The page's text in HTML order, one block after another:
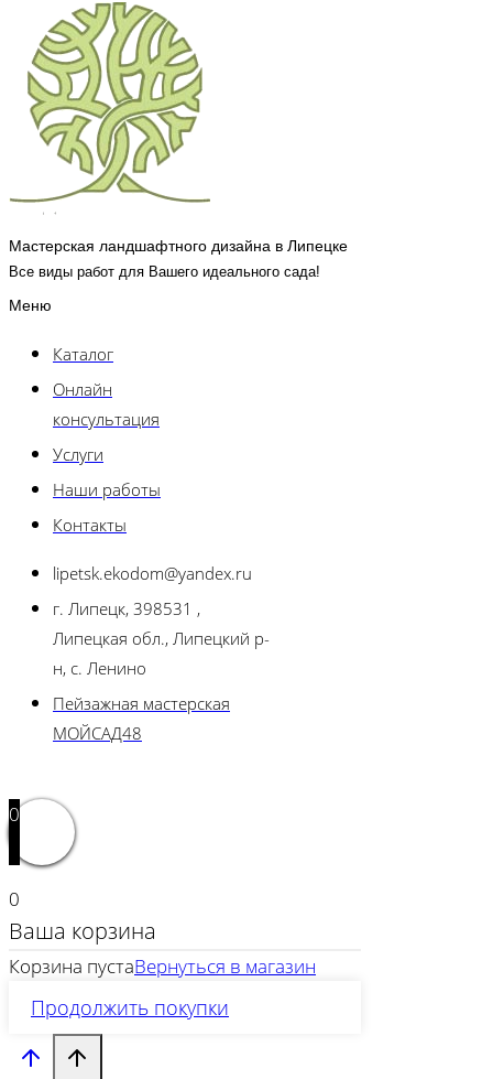
Мастерская ландшафтного дизайна в Липецке
Все виды работ для Вашего идеального сада!
Меню
Каталог
Онлайн
консультация
Услуги
Наши работы
Контакты
lipetsk.ekodom@yandex.ru
г. Липецк, 398531 ,
Липецкая обл., Липецкий р-
н, с. Ленино
Пейзажная мастерская
МОЙСАД48
0
0
Ваша корзина
Корзина пустаВернуться в магазин
Продолжить покупки